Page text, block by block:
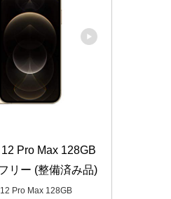
Pro Max 128GB
リー (整備済み品)
Pro Max 128GB